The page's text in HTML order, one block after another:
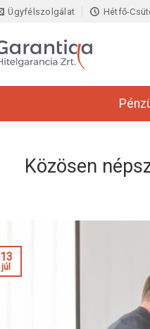
Ügyfélszolgálat Hétfő-
Közösen
13
júl